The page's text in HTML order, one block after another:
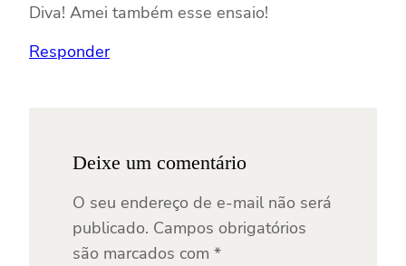
Diva! Amei também esse ensaio!
Responder
Deixe um comentário
O seu endereço de e-mail não será
publicado. Campos obrigatórios
são marcados com *